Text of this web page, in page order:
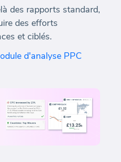
des rapports standard,
des efforts
et ciblés.
d'analyse PPC